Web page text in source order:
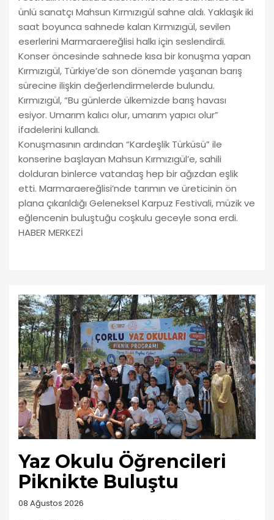
ünlü sanatçı Mahsun Kırmızıgül sahne aldı. Yaklaşık iki
saat boyunca sahnede kalan Kırmızıgül, sevilen
eserlerini Marmaraereğlisi halkı için seslendirdi.
Konser öncesinde sahnede kısa bir konuşma yapan
Kırmızıgül, Türkiye’de son dönemde yaşanan barış
sürecine ilişkin değerlendirmelerde bulundu.
Kırmızıgül, “Bu günlerde ülkemizde barış havası
esiyor. Umarım kalıcı olur, umarım yapıcı olur”
ifadelerini kullandı.
Konuşmasının ardından “Kardeşlik Türküsü” ile
konserine başlayan Mahsun Kırmızıgül’e, sahili
dolduran binlerce vatandaş hep bir ağızdan eşlik
etti. Marmaraereğlisi’nde tarımın ve üreticinin ön
plana çıkarıldığı Geleneksel Karpuz Festivali, müzik ve
eğlencenin buluştuğu coşkulu geceyle sona erdi.
HABER MERKEZİ
Yaz Okulu Öğrencileri
Piknikte Buluştu
08 Ağustos 2026